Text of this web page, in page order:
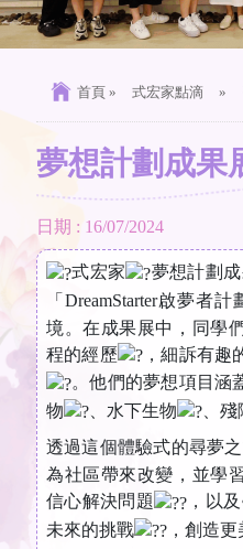
首頁 » 式宏家點滴 »
夢想計劃成果
日期 : 16/07/2024
式宏家
夢想計劃
「DreamStarter啟夢者計
境。在成果展中，同學
程的經歷
，細訴有趣
。他們的夢想項目涵
物
、水下生物
、
透過這個體驗式的尋夢
為社區帶來改變，並學
信心解決問題
，以
未來的挑戰
，創造